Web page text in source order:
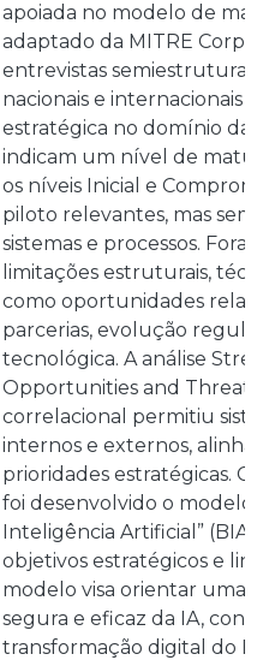
apoiada no modelo de
adaptado da MITRE
entrevistas
nacionais e internacionais
estratégica no domínio da
indicam um nível de
os níveis Inicial e
piloto relevantes, mas
sistemas e processos.
limitações estruturais,
como oportunidades
parcerias, evolução
tecnológica. A análise
Opportunities and Threats
correlacional permitiu
internos e externos,
prioridades estratégicas.
foi desenvolvido o modelo
Inteligência Artificial”
objetivos estratégicos e
modelo visa orientar uma
segura e eficaz da IA,
transformação digital do